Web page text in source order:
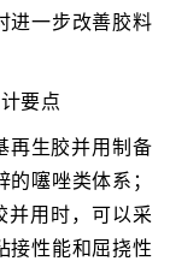
进一步改善胶料
要点
再生胶并用制备
噻唑类体系；
并用时，可以采
接性能和屈挠性